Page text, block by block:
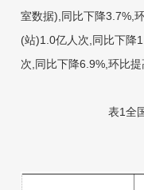
室数据),同比下降3.7%,
(站)1.0亿人次,同比下降
次,同比下降6.9%,环比提
表1全国